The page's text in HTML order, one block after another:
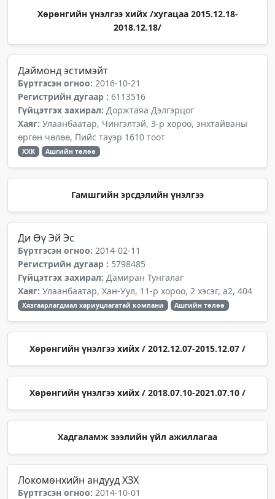
Хөрөнгийн үнэлгээ хийх /хугацаа 2015.12.18-
2018.12.18/
Даймонд эстимэйт
Бүртгэсэн огноо: 2016-10-21
Регистрийн дугаар : 6113516
Гүйцэтгэх захирал: Доржтаяа Дэлгэрцог
Хаяг: Улаанбаатар, Чингэлтэй, 3-р хороо, энхтайваны
өргөн чөлөө, Пийс тауэр 1610 тоот
ХХК Ашгийн төлөө
Гамшгийн эрсдэлийн үнэлгээ
Ди Өү Эй Эс
Бүртгэсэн огноо: 2014-02-11
Регистрийн дугаар : 5798485
Гүйцэтгэх захирал: Дамиран Тунгалаг
Хаяг: Улаанбаатар, Хан-Уул, 11-р хороо, 2 хэсэг, а2, 404
Хязгаарлагдмал хариуцлагатай компани Ашгийн төлөө
Хөрөнгийн үнэлгээ хийх / 2012.12.07-2015.12.07 /
Хөрөнгийн үнэлгээ хийх / 2018.07.10-2021.07.10 /
Хадгаламж зээлийн үйл ажиллагаа
Локомөнхийн андууд ХЗХ
Бүртгэсэн огноо: 2014-10-01